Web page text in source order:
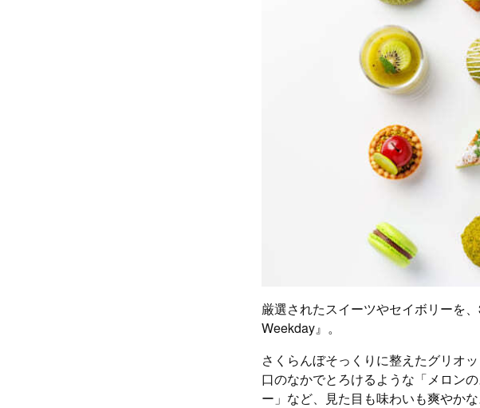
厳選されたスイーツやセイボリーを
Weekday』。
さくらんぼそっくりに整えたグリオ
口のなかでとろけるような「メロン
ー」など、見た目も味わいも爽やかな